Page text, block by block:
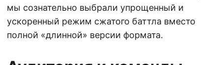
мы сознательно выбрали упрощенный и
ускоренный режим сжатого баттла вместо
полной «длинной» версии формата.